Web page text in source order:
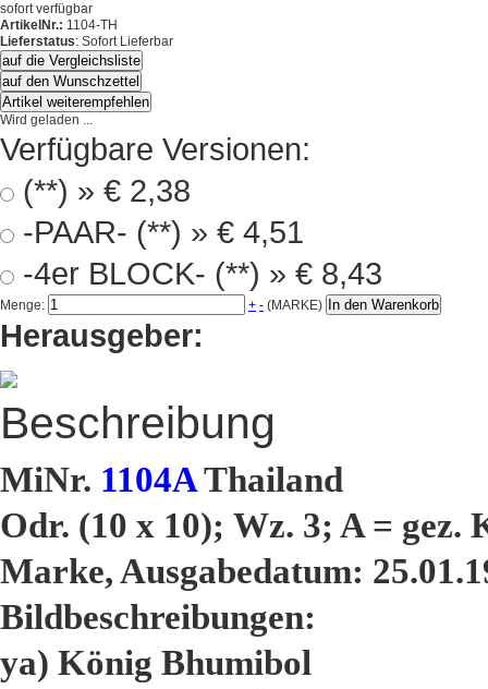
sofort verfügbar
ArtikelNr.: 1104-TH
Lieferstatus: Sofort Lieferbar
auf die Vergleichsliste
auf den Wunschzettel
Artikel weiterempfehlen
Wird geladen ...
Verfügbare Versionen:
(**) » € 2,38
-PAAR- (**) » € 4,51
-4er BLOCK- (**) » € 8,43
Menge: + - (MARKE) In den Warenkorb
Herausgeber:
Beschreibung
MiNr. 1104AThailand
Odr. (10 x 10); Wz. 3; A = gez.
Marke, Ausgabedatum:
Bildbeschreibungen:
ya) König Bhumibol